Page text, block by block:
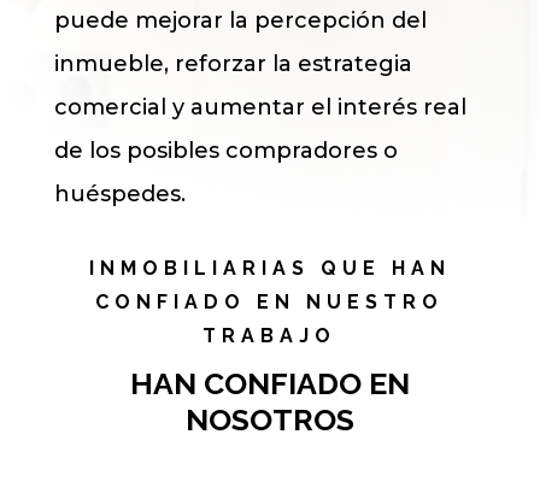
puede mejorar la percepción del
inmueble, reforzar la estrategia
comercial y aumentar el interés real
de los posibles compradores o
huéspedes.
INMOBILIARIAS QUE HAN
CONFIADO EN NUESTRO
TRABAJO
HAN CONFIADO EN
NOSOTROS